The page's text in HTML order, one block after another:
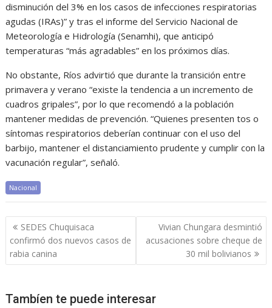
disminución del 3% en los casos de infecciones respiratorias
agudas (IRAs)” y tras el informe del Servicio Nacional de
Meteorología e Hidrología (Senamhi), que anticipó
temperaturas “más agradables” en los próximos días.
No obstante, Ríos advirtió que durante la transición entre
primavera y verano “existe la tendencia a un incremento de
cuadros gripales”, por lo que recomendó a la población
mantener medidas de prevención. “Quienes presenten tos o
síntomas respiratorios deberían continuar con el uso del
barbijo, mantener el distanciamiento prudente y cumplir con la
vacunación regular”, señaló.
Nacional
Navegación
de
entradas
SEDES Chuquisaca
confirmó dos nuevos casos de
rabia canina
Vivian Chungara desmintió
acusaciones sobre cheque de
30 mil bolivianos
Tambíen te puede interesar